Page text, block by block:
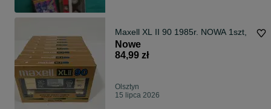
Maxell XL II 90 1985r. NOWA 1szt,
Nowe
84,99 zł
Olsztyn
15 lipca 2026